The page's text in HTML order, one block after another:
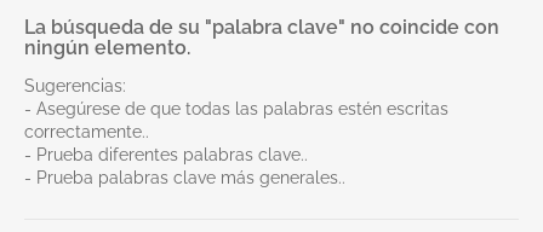
La búsqueda de su "palabra clave" no coincide con
ningún elemento.
Sugerencias:
- Asegúrese de que todas las palabras estén escritas
correctamente..
- Prueba diferentes palabras clave..
- Prueba palabras clave más generales..